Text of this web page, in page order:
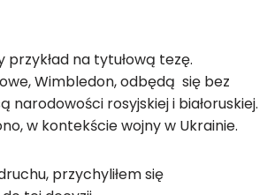
przykład na tytułową tezę.
Wimbledon, odbędą się bez
narodowości rosyjskiej i białoruskiej.
w kontekście wojny w Ukrainie.
przychyliłem się